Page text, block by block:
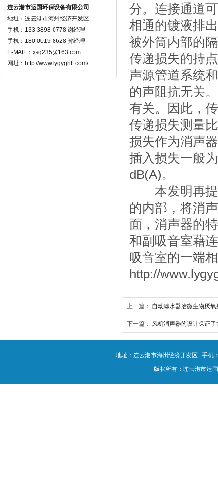
连云港市运国环保设备有限公司
地址：连云港市海州经济开发区
手机：133-3898-0778 谢经理
手机：180-0019-8628 孙经理
E-MAIL：xsq235@163.com
网址：http://www.lygyghb.com/
分。连接通道
相通的镀液排
被外筒内部的
传递损失的持
声源管道系统
的声阻抗无关
有关。因此，
传递损失测量
损失作为消声
插入损失一般
dB(A)。
本发明再提
的内部，将消
面，消声器的
和副吸音室藉
吸音室的一端
http://
上一篇： 自动滤水器治微生物厌氧
下一篇： 风机消声器的设计保证
地址：连云港市海州经济开发区 手机
版权所有：连云港市运